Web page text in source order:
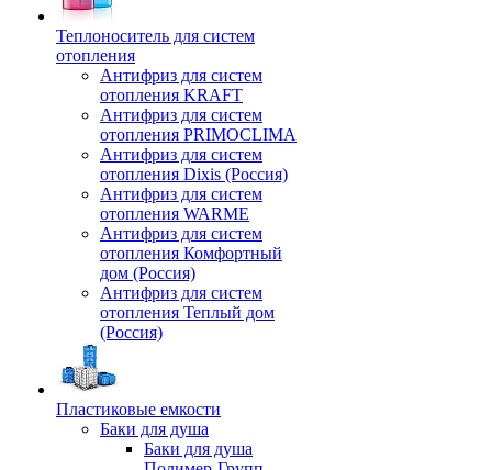
Теплоноситель для систем
отопления
Антифриз для систем
отопления KRAFT
Антифриз для систем
отопления PRIMOCLIMA
Антифриз для систем
отопления Dixis (Россия)
Антифриз для систем
отопления WARME
Антифриз для систем
отопления Комфортный
дом (Россия)
Антифриз для систем
отопления Теплый дом
(Россия)
Пластиковые емкости
Баки для душа
Баки для душа